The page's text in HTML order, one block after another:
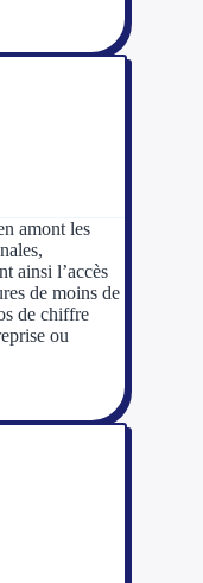
amont les
ainsi l’accès
de moins de
de chiffre
ou